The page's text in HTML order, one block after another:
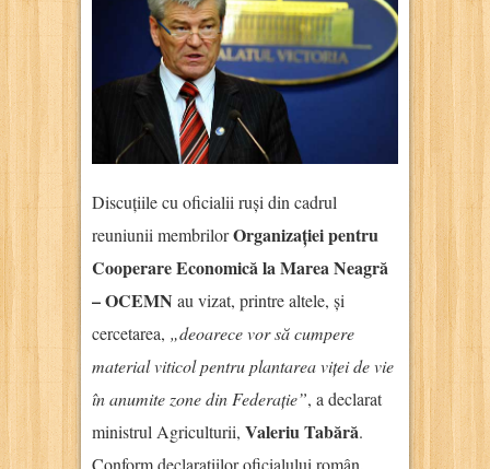
Discuțiile cu oficialii ruși din cadrul
reuniunii membrilorOrganizației pentru
Cooperare Economică la Marea Neagră
– OCEMN au vizat, printre altele, și
cercetarea, „deoarece vor să cumpere
material viticol pentru plantarea viței de vie
în anumite zone din Federație”, a declarat
ministrul Agriculturii, Valeriu Tabără.
Conform declarațiilor oficialului român,